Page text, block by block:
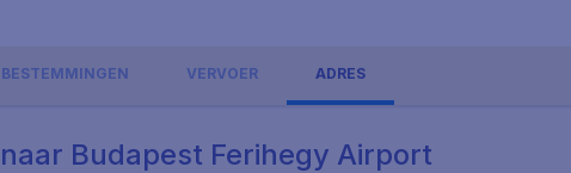
VERVOER ADRES
Budapest Ferihegy Airport